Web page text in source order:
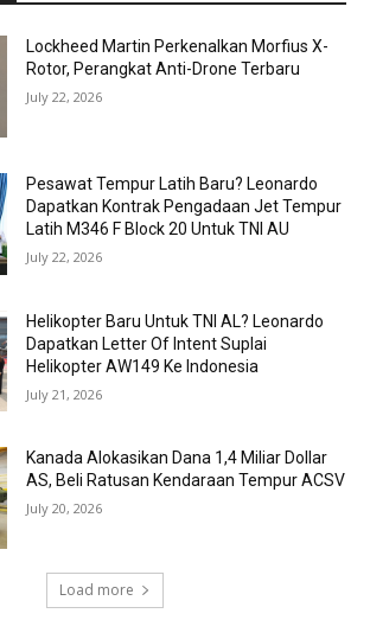
Lockheed Martin Perkenalkan Morfius X-
Rotor, Perangkat Anti-Drone Terbaru
July 22, 2026
Pesawat Tempur Latih Baru? Leonardo
Dapatkan Kontrak Pengadaan Jet Tempur
Latih M346 F Block 20 Untuk TNI AU
July 22, 2026
Helikopter Baru Untuk TNI AL? Leonardo
Dapatkan Letter Of Intent Suplai
Helikopter AW149 Ke Indonesia
July 21, 2026
Kanada Alokasikan Dana 1,4 Miliar Dollar
AS, Beli Ratusan Kendaraan Tempur ACSV
July 20, 2026
Load more